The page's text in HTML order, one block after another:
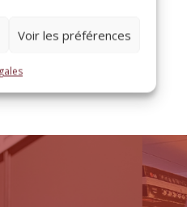
Voir les préférences